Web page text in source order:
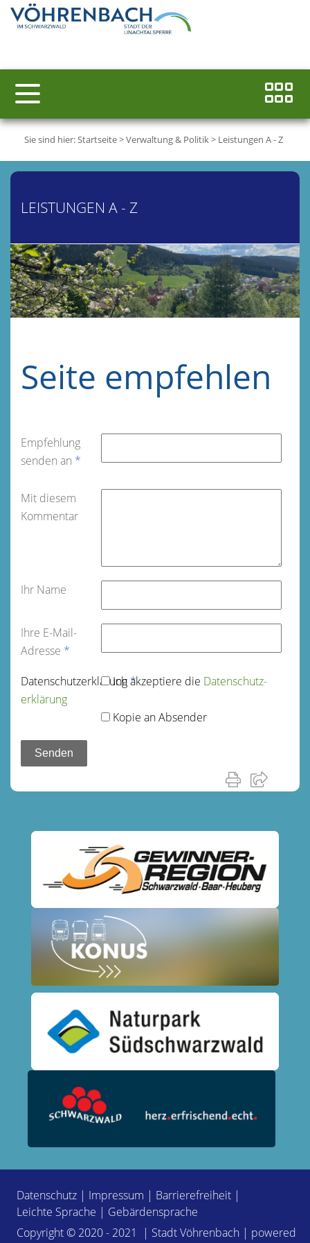
Sie sind hier:Startseite>Verwaltung & Politik> Leistungen A - Z
LEISTUNGEN A - Z
Seite empfehlen
Empfehlung
senden an *
Mit diesem
Kommentar
Ihr Name
Ihre E-Mail-
Adresse *
Datenschutz­erklärung*
Ich akzeptiere die Datenschutz­
erklärung
Kopie an Absender
Datenschutz | Impressum | Barrierefreiheit |
Leichte Sprache | Gebärdensprache
Copyright © 2020 - 2021 | Stadt Vöhrenbach | powered